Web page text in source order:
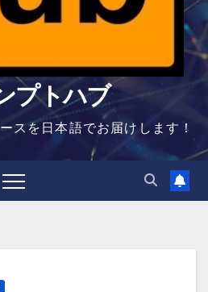
プトハブ
スを日本語でお届けします！